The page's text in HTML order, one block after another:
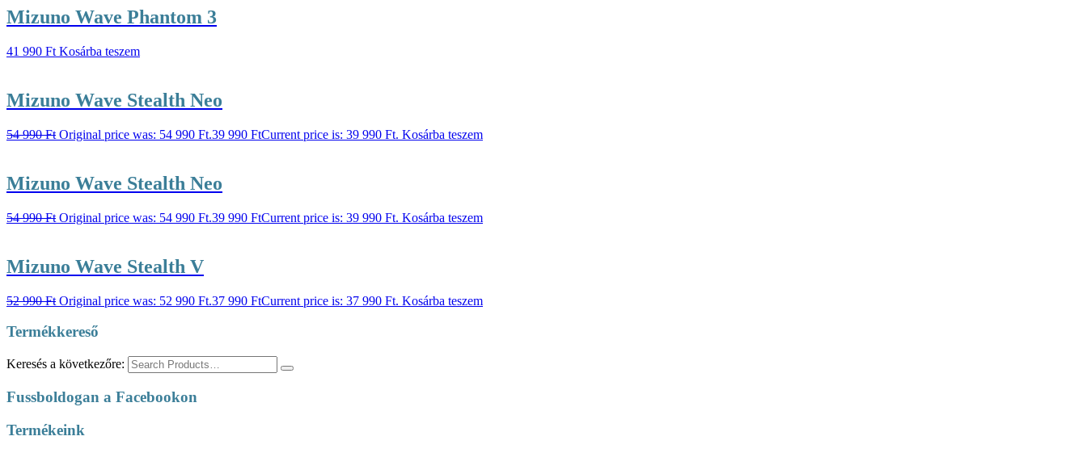
Mizuno Wave Phantom 3
41 990 Ft Kosárba teszem
Mizuno Wave Stealth Neo
54 990Ft Original price was: 54 990 Ft.39 990 FtCurrent price is: 39 990 Ft. Kosárba teszem
Mizuno Wave Stealth Neo
54 990Ft Original price was: 54 990 Ft.39 990 FtCurrent price is: 39 990 Ft. Kosárba teszem
Mizuno Wave Stealth V
52 990Ft Original price was: 52 990 Ft.37 990 FtCurrent price is: 37 990 Ft. Kosárba teszem
Termékkereső
Keresés a következőre:
Fussboldogan a Facebookon
Termékeink